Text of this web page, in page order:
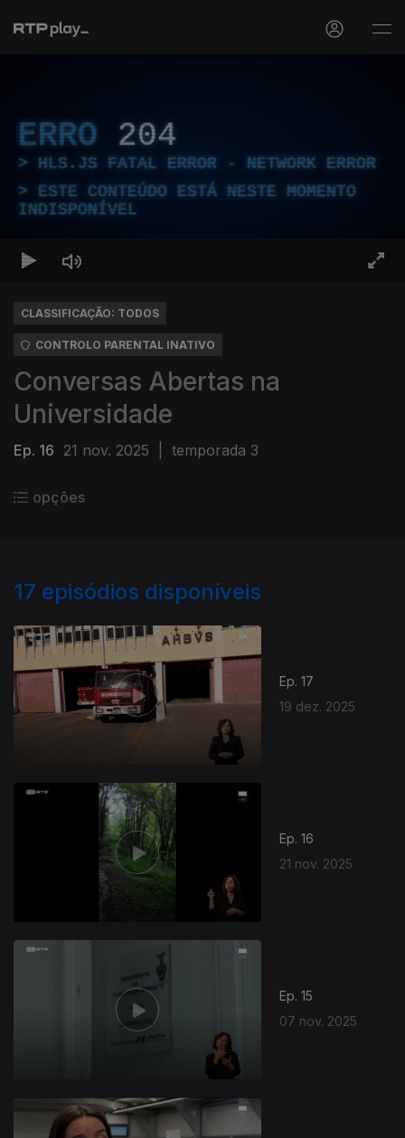
ERRO 204
HLS.JS FATAL ERROR - NETWORK ERROR
ESTE CONTEÚDO ESTÁ NESTE MOMENTO
INDISPONÍVEL
CLASSIFICAÇÃO: TODOS
CONTROLO PARENTAL INATIVO
Conversas Abertas na
Universidade
Ep. 16 21 nov. 2025 temporada 3
opções
17 episódios disponíveis
Ep. 17
19 dez. 2025
Ep. 16
21 nov. 2025
Ep. 15
07 nov. 2025